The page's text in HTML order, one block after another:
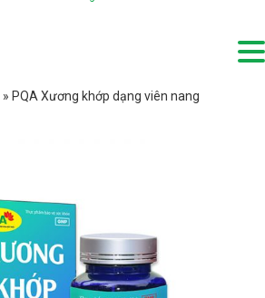
» PQA Xương khớp dạng viên nang